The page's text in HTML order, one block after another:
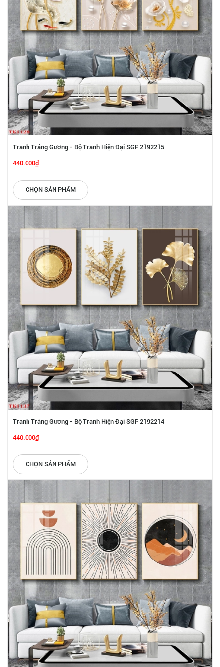
Tranh Tráng Gương - Bộ Tranh Hiện Đại SGP 2192215
440.000₫
CHỌN SẢN PHẨM
Tranh Tráng Gương - Bộ Tranh Hiện Đại SGP 2192214
440.000₫
CHỌN SẢN PHẨM